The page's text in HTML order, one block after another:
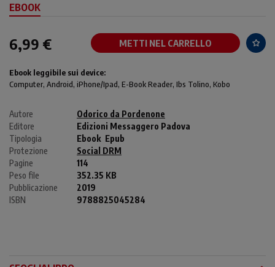
EBOOK
6,99 € METTI NEL CARRELLO
Ebook leggibile sui device:
Computer, Android, iPhone/Ipad, E-Book Reader, Ibs Tolino, Kobo
Autore
Odorico da Pordenone
Editore
Edizioni Messaggero Padova
Tipologia
Ebook Epub
Protezione
Social DRM
Pagine
114
Peso file
352.35 KB
Pubblicazione
2019
ISBN
9788825045284